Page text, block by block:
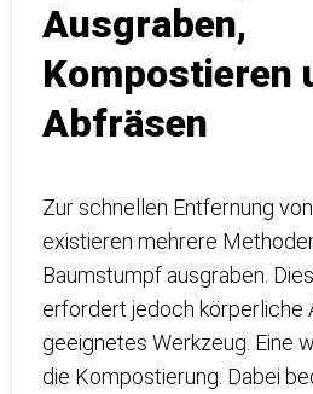
Ausgraben,
Kompostieren
Abfräsen
Zur schnellen Entfernung
existieren mehrere
Baumstumpf ausgraben.
erfordert jedoch körperliche
geeignetes Werkzeug. Eine
die Kompostierung. Dabei